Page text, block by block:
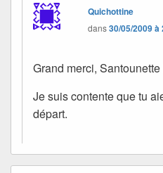
Quichottine
dans30/05/2009 à
Grand merci, Santounette
Je suis contente que tu
départ.